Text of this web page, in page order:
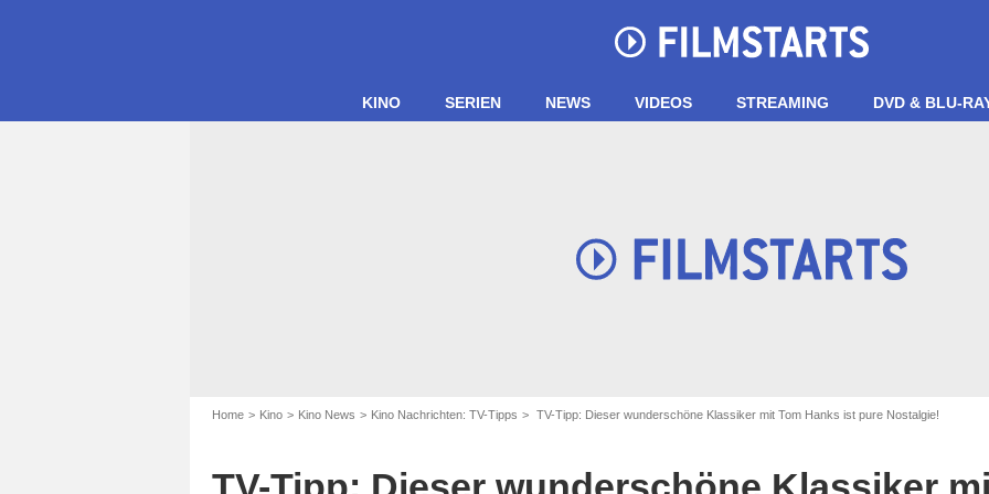
KINO SERIEN NEWS VIDEOS STREAMING DVD & BLU-
Home Kino Kino News Kino Nachrichten: TV-Tipps TV-Tipp: Dieser wunderschöne Klassiker mit Tom Hanks ist pure Nostalgie!